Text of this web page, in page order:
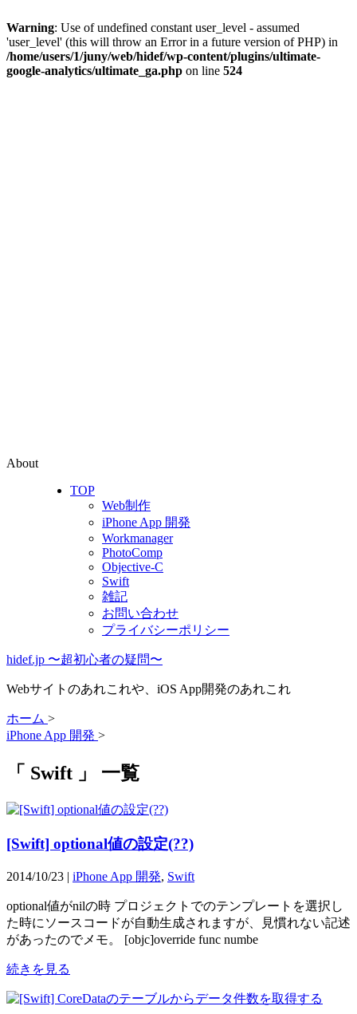
Warning: Use of undefined constant user_level - assumed
'user_level' (this will throw an Error in a future version of PHP) in
/home/users/1/juny/web/hidef/wp-content/plugins/ultimate-
google-analytics/ultimate_ga.php on line 524
About
TOP
Web制作
iPhone App 開発
Workmanager
PhotoComp
Objective-C
Swift
雑記
お問い合わせ
プライバシーポリシー
hidef.jp 〜超初心者の疑問〜
Webサイトのあれこれや、iOS App開発のあれこれ
ホーム >
iPhone App 開発 >
「 Swift 」 一覧
[Swift] optional値の設定(??)
2014/10/23 | iPhone App 開発, Swift
optional値がnilの時 プロジェクトでのテンプレートを選択し
た時にソースコードが自動生成されますが、見慣れない記述
があったのでメモ。 [objc]override func numbe
続きを見る